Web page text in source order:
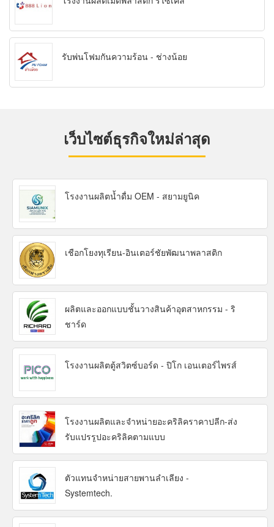
รับพ่นโฟมกันความร้อน - ช่างน้อย
เว็บไซต์ธุรกิจใหม่ล่าสุด
โรงงานผลิตน้ำดื่ม OEM - สยามยูนิค
เชือกโยงทุเรียน-อินเตอร์ชัยพัฒนาพลาสติก
ผลิตและออกแบบชั้นวางสินค้าอุตสาหกรรม - ริ
ชาร์ด
โรงงานผลิตตู้สวิตซ์บอร์ด - ปิโก เอนเตอร์ไพรส์
โรงงานผลิตและจำหน่ายอะคริลิคราคาปลีก-ส่ง
รับแปรรูปอะคริลิคตามแบบ
ตัวแทนจำหน่ายสายพานลำเลียง -
Systemtech.